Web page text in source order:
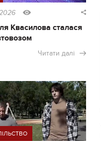
Квасилова сталася
Читати далі